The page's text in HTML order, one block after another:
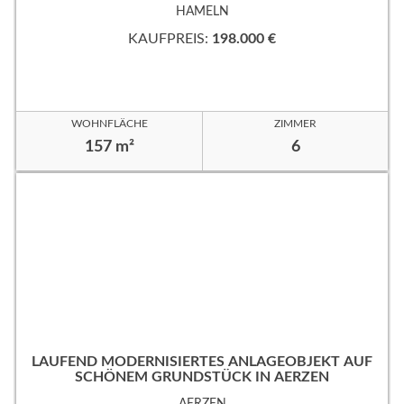
HAMELN
KAUFPREIS: 198.000 €
WOHNFLÄCHE
157 m²
ZIMMER
6
LAUFEND MODERNISIERTES ANLAGEOBJEKT AUF
SCHÖNEM GRUNDSTÜCK IN AERZEN